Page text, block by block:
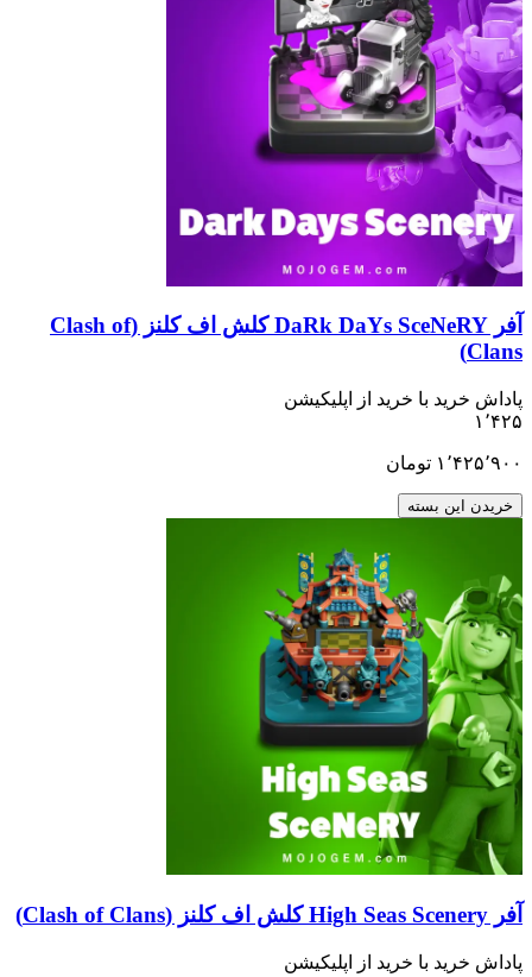
آفر DaRk DaYs SceNeRY کلش اف کلنز (Clash of
Clans)
پاداش خرید با خرید از اپلیکیشن
۱٬۴۲۵
۱٬۴۲۵٬۹۰۰ تومان
خریدن این بسته
آفر High Seas Scenery کلش اف کلنز (Clash of Clans)
پاداش خرید با خرید از اپلیکیشن